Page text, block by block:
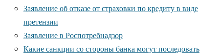
Заявление об отказе от страховки по кредиту в виде
претензии
Заявление в Роспотребнадзор
Какие санкции со стороны банка могут последовать